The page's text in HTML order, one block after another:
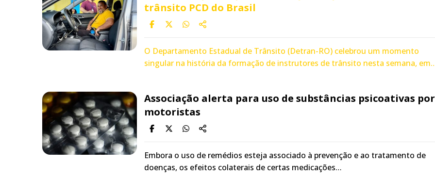
trânsito PCD do Brasil
O Departamento Estadual de Trânsito (Detran-RO) celebrou um momento
singular na história da formação de instrutores de trânsito nesta semana,
Associação alerta para uso de substâncias psicoativas por
motoristas
Embora o uso de remédios esteja associado à prevenção e ao tratamento de
doenças, os efeitos colaterais de certas medicações…